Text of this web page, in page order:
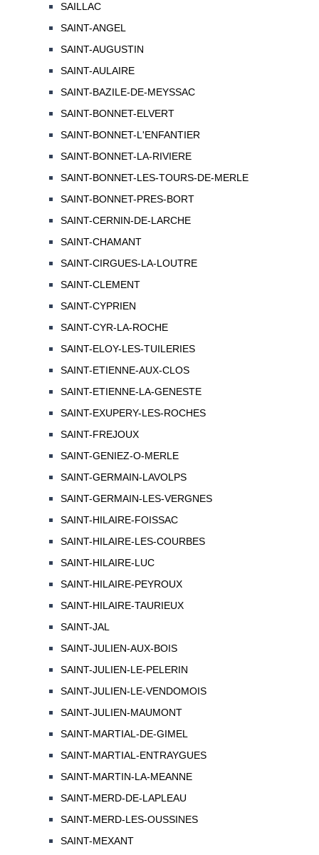
SAILLAC
SAINT-ANGEL
SAINT-AUGUSTIN
SAINT-AULAIRE
SAINT-BAZILE-DE-MEYSSAC
SAINT-BONNET-ELVERT
SAINT-BONNET-L'ENFANTIER
SAINT-BONNET-LA-RIVIERE
SAINT-BONNET-LES-TOURS-DE-MERLE
SAINT-BONNET-PRES-BORT
SAINT-CERNIN-DE-LARCHE
SAINT-CHAMANT
SAINT-CIRGUES-LA-LOUTRE
SAINT-CLEMENT
SAINT-CYPRIEN
SAINT-CYR-LA-ROCHE
SAINT-ELOY-LES-TUILERIES
SAINT-ETIENNE-AUX-CLOS
SAINT-ETIENNE-LA-GENESTE
SAINT-EXUPERY-LES-ROCHES
SAINT-FREJOUX
SAINT-GENIEZ-O-MERLE
SAINT-GERMAIN-LAVOLPS
SAINT-GERMAIN-LES-VERGNES
SAINT-HILAIRE-FOISSAC
SAINT-HILAIRE-LES-COURBES
SAINT-HILAIRE-LUC
SAINT-HILAIRE-PEYROUX
SAINT-HILAIRE-TAURIEUX
SAINT-JAL
SAINT-JULIEN-AUX-BOIS
SAINT-JULIEN-LE-PELERIN
SAINT-JULIEN-LE-VENDOMOIS
SAINT-JULIEN-MAUMONT
SAINT-MARTIAL-DE-GIMEL
SAINT-MARTIAL-ENTRAYGUES
SAINT-MARTIN-LA-MEANNE
SAINT-MERD-DE-LAPLEAU
SAINT-MERD-LES-OUSSINES
SAINT-MEXANT